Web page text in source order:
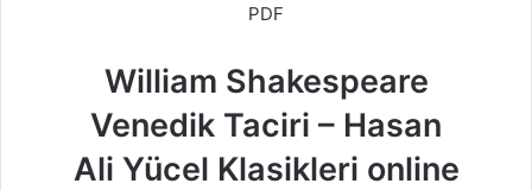
PDF
William Shakespeare
Venedik Taciri – Hasan
Ali Yücel Klasikleri online